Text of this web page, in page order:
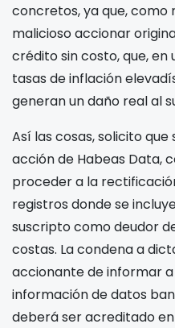
concretos, ya que, como
malicioso accionar
crédito sin costo, que,
tasas de inflación
generan un daño real al
Así las cosas, solicito
acción de Habeas Data,
proceder a la
registros donde se
suscripto como deudor
costas. La condena a
accionante de informar
información de datos
deberá ser acreditado